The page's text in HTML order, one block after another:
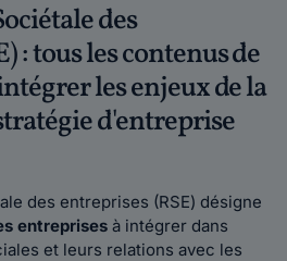
des
: tous les contenus de
les enjeux de la
d'entreprise
des entreprises (RSE) désigne
entreprises à intégrer dans
et leurs relations avec les